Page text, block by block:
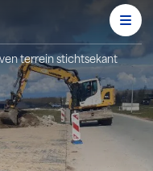
terrein stichtsekant